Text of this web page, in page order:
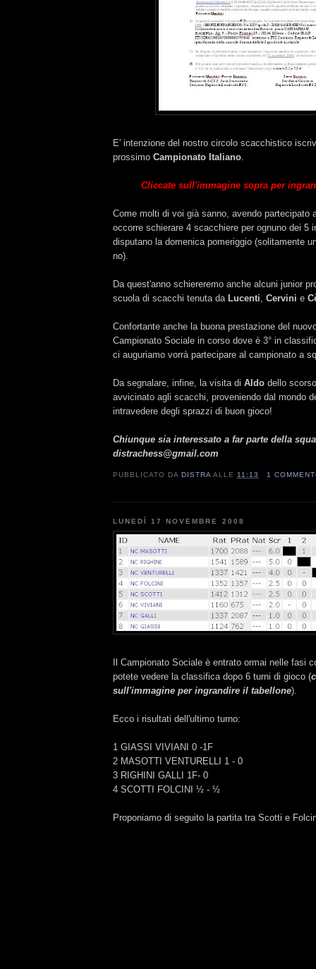
E' intenzione del nostro circolo scacchistico
prossimo Campionato Italiano.
Cliccate sull'immagine sopra per
Come molti di voi già sanno, avendo partecipato
occorre schierare 4 scacchiere per ognuno dei 5
disputano la domenica pomeriggio (solitamente
no).
Da quest'anno schiereremo anche alcuni junior
scuola di scacchi tenuta da Lucenti, Cervini e
Confortante anche la buona prestazione del
Campionato Sociale in corso dove è 3° in
ci auguriamo vorrà partecipare al campionato a
Da segnalare, infine, la visita di Aldo dello
avvicinato agli scacchi, proveniendo dal mondo
intravedere degli sprazzi di buon gioco!
Chiunque sia interessato a far parte della
distrachess@gmail.com
PUBBLICATO DADISTRA ALLE11:13 1
LUNEDÌ 17 NOVEMBRE 2008
Il Campionato Sociale è entrato ormai nelle fasi
potete vedere la classifica dopo 6 turni di gioco (
sull'immagine per ingrandire il tabellone).
Ecco i risultati dell'ultimo turno:
1 GIASSI VIVIANI 0 -1F
2 MASOTTI VENTURELLI 1 - 0
3 RIGHINI GALLI 1F- 0
4 SCOTTI FOLCINI ½ - ½
Proponiamo di seguito la partita tra Scotti e